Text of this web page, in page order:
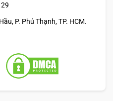
P. Phú Thạnh, TP. HCM.